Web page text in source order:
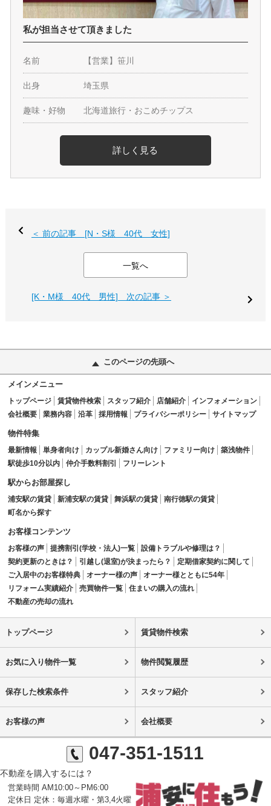
私が担当させて頂きました
名前 【営業】笹川
出身 埼玉県
趣味・好物 北海道旅行・おこめチップス
詳しく見る
＜ 前の記事 [N・S様 40代 女性]
一覧へ
[K・M様 40代 男性] 次の記事 ＞
このページの先頭へ
メインメニュー
トップページ 賃貸物件検索 スタッフ紹介 店舗紹介
インフォメーション
会社概要
業務内容 沿革 採用情報 プライバシーポリシー サイトマップ
物件特集
最新情報 単身者向け カップル新婚さん向け ファミリー向け
築浅物件
駅徒歩10分以内
仲介手数料割引 フリーレント
駅からお部屋探し
浦安駅の賃貸 新浦安駅の賃貸 舞浜駅の賃貸
南行徳駅の賃貸
町名から探す
お客様コンテンツ
お客様の声 提携割引(学校・法人)一覧
設備トラブルや修理は？
契約更新のときは？
引越し(退室)が決まったら？
定期借家契約に関して
ご入居中のお客様特典
オーナー様の声
オーナー様とともに54年
リフォーム実績紹介
売買物件一覧
住まいの購入の流れ
不動産の売却の流れ
トップページ 賃貸物件検索
お気に入り物件一覧 物件閲覧履歴
保存した検索条件 スタッフ紹介
お客様の声 会社概要
047-351-1511
不動産を購入するには？
営業時間 AM10:00～PM6:00
定休日 定休：毎週水曜・第3,4火曜